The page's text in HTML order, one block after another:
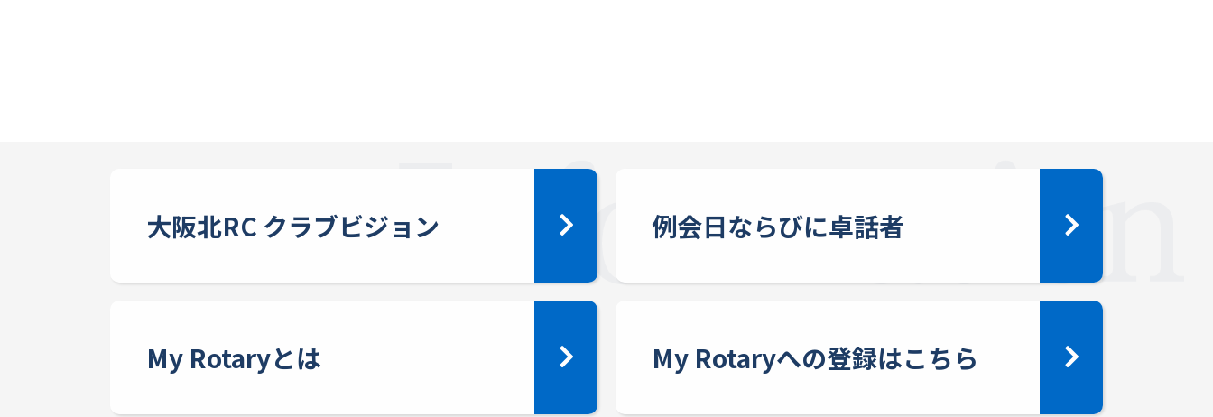
大阪北RC クラブビジョン 例会日ならびに卓話者
My Rotaryとは My Rotaryへの登録はこちら